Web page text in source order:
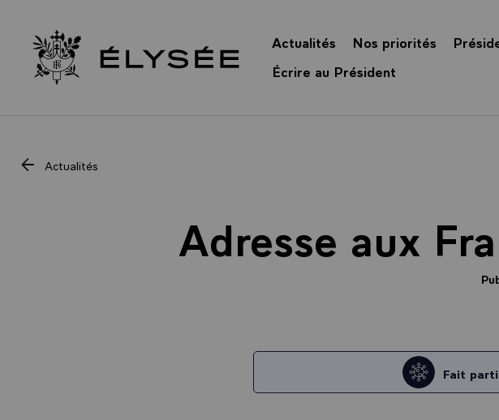
Retour à l’accueil Élysée
Actualités Nos priorités
Écrire au Président
Actualités
Adresse aux
Fait